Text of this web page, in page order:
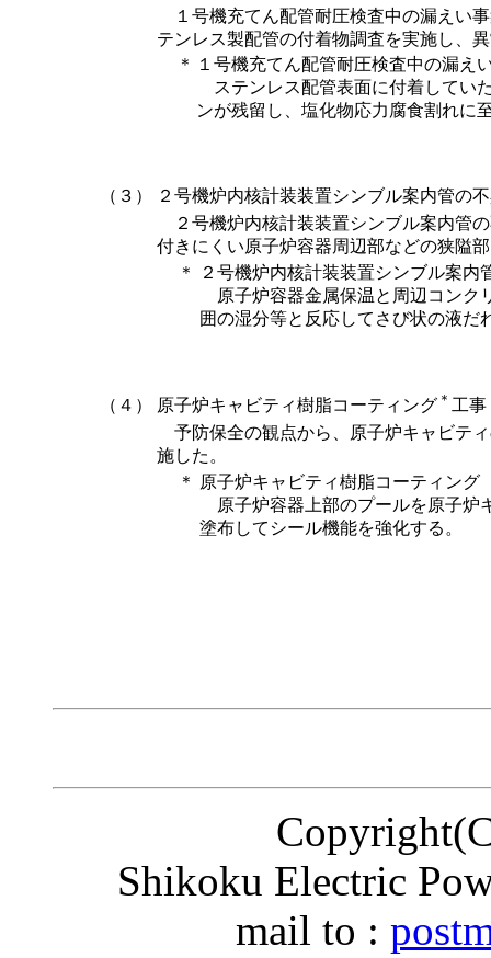
１号機充てん配管耐圧検査中の漏えい
テンレス製配管の付着物調査を実施し、
＊
１号機充てん配管耐圧検査中の漏え
ステンレス配管表面に付着してい
ンが残留し、塩化物応力腐食割れに
（３）
２号機炉内核計装装置シンブル案内管の
２号機炉内核計装装置シンブル案内管
付きにくい原子炉容器周辺部などの狭隘
＊
２号機炉内核計装装置シンブル案内
原子炉容器金属保温と周辺コンク
囲の湿分等と反応してさび状の液
（４） 原子炉キャビティ樹脂コーティング ＊ 工事
予防保全の観点から、原子炉キャビテ
施した。
＊
原子炉キャビティ樹脂コーティング
原子炉容器上部のプールを原子炉
塗布してシール機能を強化する。
Shikoku Electric
mail to :